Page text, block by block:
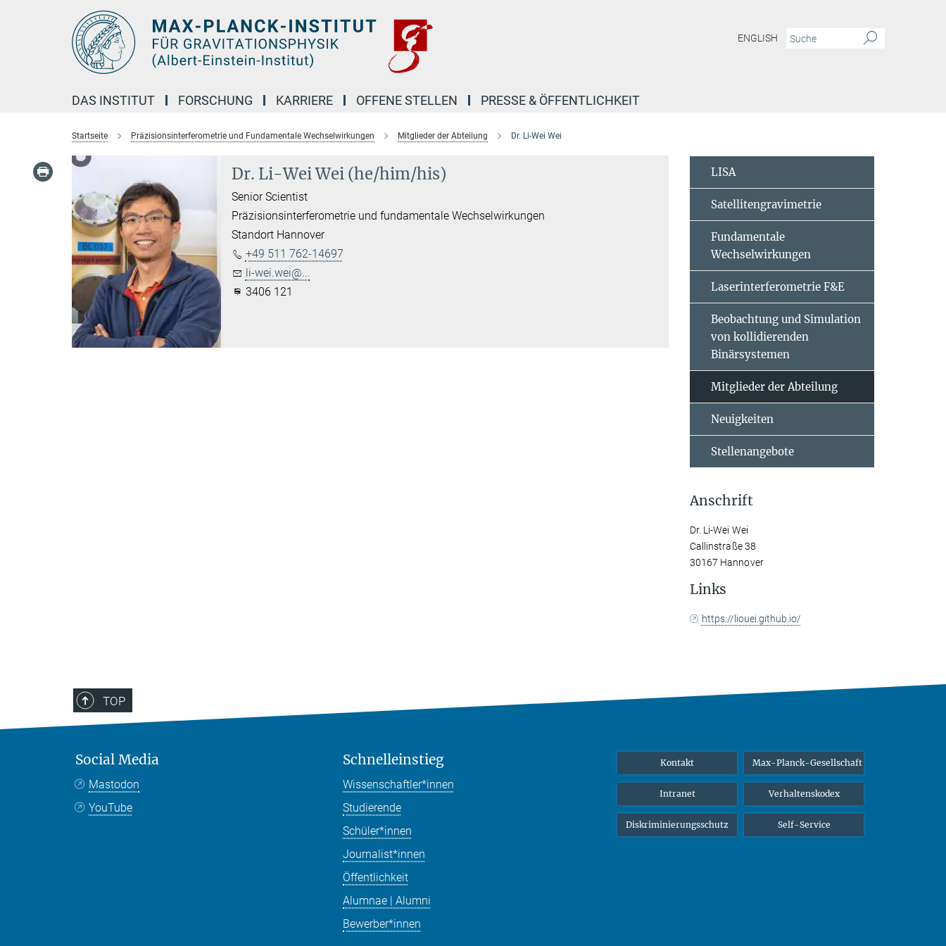
ENGLISH
DAS INSTITUT FORSCHUNG KARRIERE OFFENE STELLEN PRESSE & ÖFFENTLICHKEIT
Startseite Präzisionsinterferometrie und Fundamentale Wechselwirkungen Mitglieder der Abteilung Dr. Li-Wei Wei
Dr. Li-Wei Wei (he/him/his)
Senior Scientist
Präzisionsinterferometrie und fundamentale Wechselwirkungen
Standort Hannover
+49 511 762-14697
li-wei.wei@...
3406 121
LISA
Satellitengravimetrie
Fundamentale
Wechselwirkungen
Laserinterferometrie F&E
Beobachtung und Simulation
von kollidierenden
Binärsystemen
Mitglieder der Abteilung
Neuigkeiten
Stellenangebote
Anschrift
Dr. Li-Wei Wei
Callinstraße 38
30167 Hannover
Links
https://liouei.github.io/
TOP
Social Media
Mastodon
YouTube
Schnelleinstieg
Wissenschaftler*innen
Studierende
Schüler*innen
Journalist*innen
Öffentlichkeit
Alumnae | Alumni
Bewerber*innen
Kontakt Max-Planck-Gesellschaft
Intranet Verhaltenskodex
Diskriminierungsschutz Self-Service